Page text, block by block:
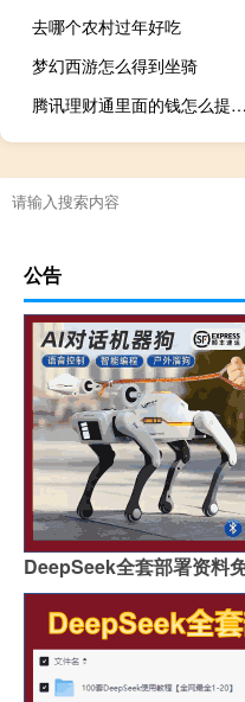
去哪个农村过年好吃
梦幻西游怎么得到坐骑
腾讯理财通里面的钱怎么提出来（腾讯理财通里面的钱怎么取出来）
公告
DeepSeek全套部署资料